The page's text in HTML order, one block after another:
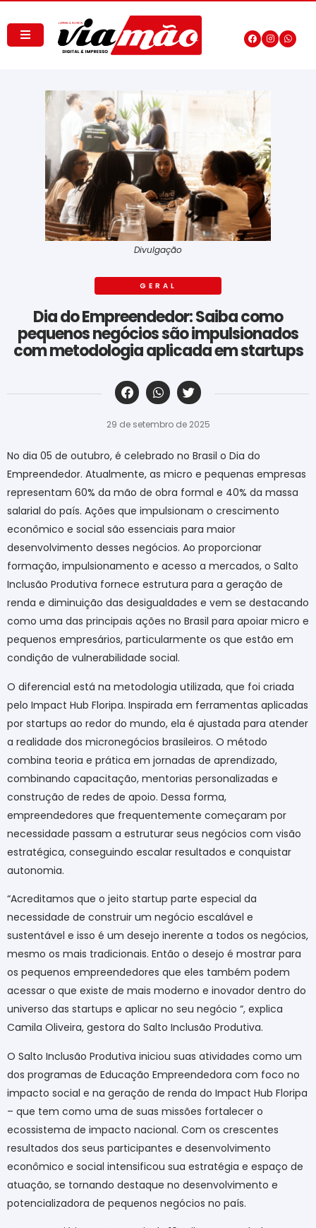
Divulgação
GERAL
Dia do Empreendedor: Saiba como
pequenos negócios são impulsionados
com metodologia aplicada em startups
‎ ‎ ‎ ‎ ‎ ‎ ‎ ‎ ‎ ‎ ‎ ‎ ‎ ‎ ‎ ‎ ‎ ‎ ‎ ‎ ‎ ‎ ‎ ‎ ‎ ‎ ‎ ‎ ‎ ‎ ‎
29 de setembro de 2025
No dia 05 de outubro, é celebrado no Brasil o Dia do
Empreendedor. Atualmente, as micro e pequenas empresas
representam 60% da mão de obra formal e 40% da massa
salarial do país. Ações que impulsionam o crescimento
econômico e social são essenciais para maior
desenvolvimento desses negócios. Ao proporcionar
formação, impulsionamento e acesso a mercados, o Salto
Inclusão Produtiva fornece estrutura para a geração de
renda e diminuição das desigualdades e vem se destacando
como uma das principais ações no Brasil para apoiar micro e
pequenos empresários, particularmente os que estão em
condição de vulnerabilidade social.
O diferencial está na metodologia utilizada, que foi criada
pelo Impact Hub Floripa. Inspirada em ferramentas aplicadas
por startups ao redor do mundo, ela é ajustada para atender
a realidade dos micronegócios brasileiros. O método
combina teoria e prática em jornadas de aprendizado,
combinando capacitação, mentorias personalizadas e
construção de redes de apoio. Dessa forma,
empreendedores que frequentemente começaram por
necessidade passam a estruturar seus negócios com visão
estratégica, conseguindo escalar resultados e conquistar
autonomia.
“Acreditamos que o jeito startup parte especial da
necessidade de construir um negócio escalável e
sustentável e isso é um desejo inerente a todos os negócios,
mesmo os mais tradicionais. Então o desejo é mostrar para
os pequenos empreendedores que eles também podem
acessar o que existe de mais moderno e inovador dentro do
universo das startups e aplicar no seu negócio “, explica
Camila Oliveira, gestora do Salto Inclusão Produtiva.
O Salto Inclusão Produtiva iniciou suas atividades como um
dos programas de Educação Empreendedora com foco no
impacto social e na geração de renda do Impact Hub Floripa
– que tem como uma de suas missões fortalecer o
ecossistema de impacto nacional. Com os crescentes
resultados dos seus participantes e desenvolvimento
econômico e social intensificou sua estratégia e espaço de
atuação, se tornando destaque no desenvolvimento e
potencializadora de pequenos negócios no país.